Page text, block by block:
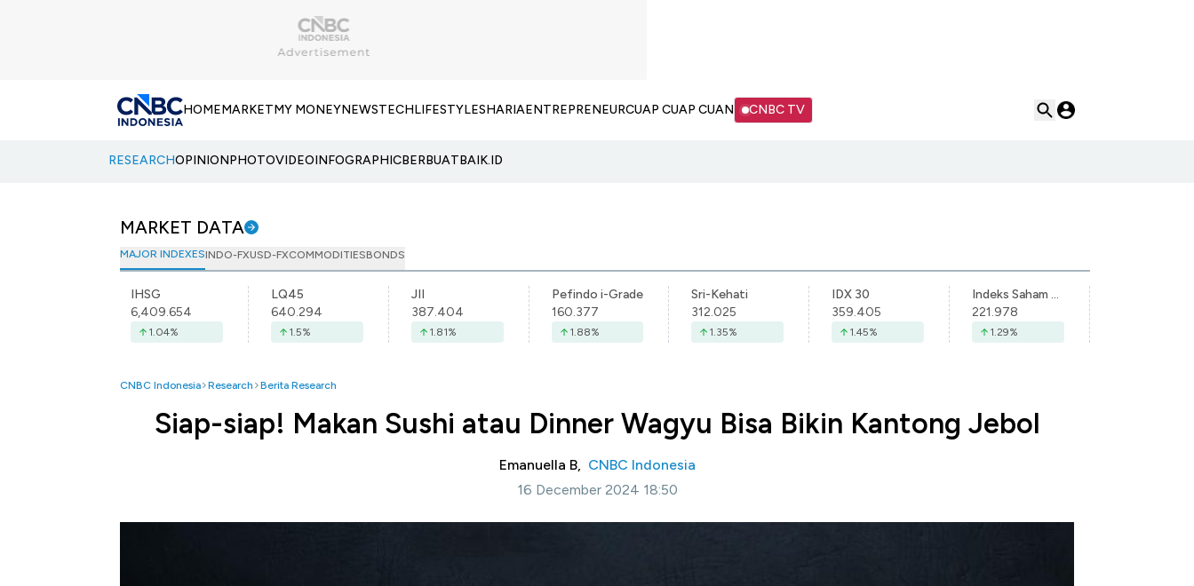
HOMEMARKETMY MONEYNEWSTECHLIFESTYLESHARIAENTREPRENEURCUAP CUAP CUAN CNBC TV
RESEARCHOPINIONPHOTOVIDEOINFOGRAPHICBERBUATBAIK.ID
MARKET DATA
MAJOR INDEXESINDO-FXUSD-FXCOMMODITIESBONDS
IHSG
6,409.654
1.04%
LQ45
640.294
1.5%
JII
387.404
1.81%
Pefindo i-Grade
160.377
1.88%
Sri-Kehati
312.025
1.35%
IDX 30
359.405
1.45%
Indeks Saham Syariah Indonesia
221.978
1.29%
CNBC Indonesia Research Berita Research
Siap-siap! Makan Sushi atau Dinner Wagyu Bisa Bikin Kantong Jebol
Emanuella B, CNBC Indonesia
16 December 2024 18:50